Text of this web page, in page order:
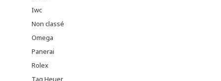
Iwc
Non classé
Omega
Panerai
Rolex
Tag Heuer